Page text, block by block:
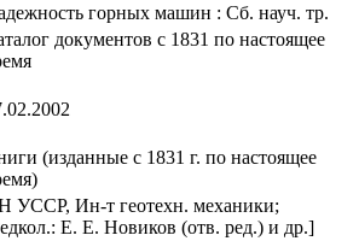
горных машин : Сб. науч. тр.
документов с 1831 по настоящее
(изданные с 1831 г. по настоящее
УССР, Ин-т геотехн. механики;
Е. Е. Новиков (отв. ред.) и др.]